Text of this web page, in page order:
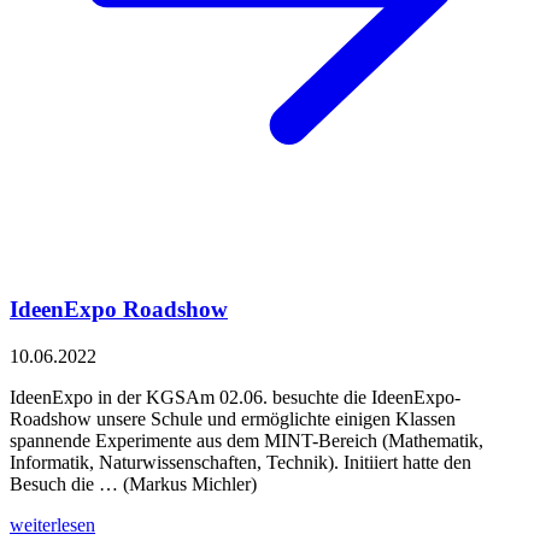
IdeenExpo Roadshow
10.06.2022
IdeenExpo in der KGSAm 02.06. besuchte die IdeenExpo-
Roadshow unsere Schule und ermöglichte einigen Klassen
spannende Experimente aus dem MINT-Bereich (Mathematik,
Informatik, Naturwissenschaften, Technik). Initiiert hatte den
Besuch die … (Markus Michler)
weiterlesen